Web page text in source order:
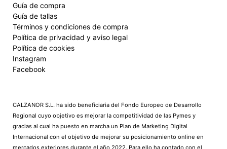
Guía de compra
Guía de tallas
Términos y condiciones de compra
Política de privacidad y aviso legal
Política de cookies
Instagram
Facebook
CALZANOR S.L. ha sido beneficiaria del Fondo Europeo de Desarrollo
Regional cuyo objetivo es mejorar la competitividad de las Pymes y
gracias al cual ha puesto en marcha un Plan de Marketing Digital
Internacional con el objetivo de mejorar su posicionamiento online en
mercados exteriores durante el año 2022. Para ello ha contado con el